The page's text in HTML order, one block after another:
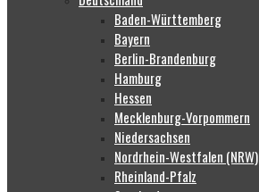
Baden-Württemberg
Bayern
Berlin-Brandenburg
Hamburg
Hessen
Mecklenburg-Vorpommern
Niedersachsen
Nordrhein-Westfalen (NRW)
Rheinland-Pfalz